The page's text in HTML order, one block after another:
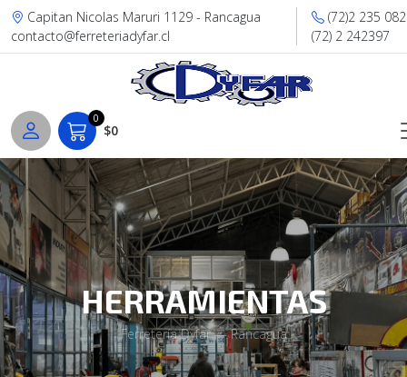
Capitan Nicolas Maruri 1129 - Rancagua
contacto@ferreteriadyfar.cl
(72)2 235
(72) 2 242397
0
$0
HERRAMIENTAS
Ferretería Dyfar — Rancagua